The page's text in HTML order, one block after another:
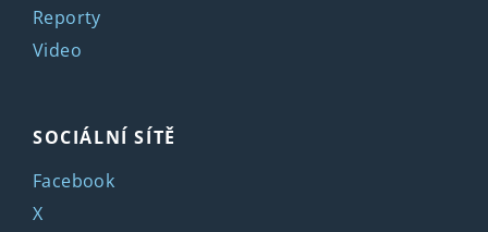
Reporty
Video
SOCIÁLNÍ SÍTĚ
Facebook
X